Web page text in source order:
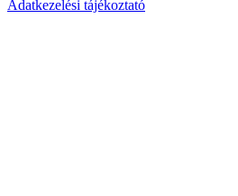
Adatkezelési tájékoztató